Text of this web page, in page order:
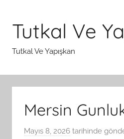
Tutkal Ve
Tutkal Ve Yapışkan
Mersin
Mayıs 8, 2026 tarihinde